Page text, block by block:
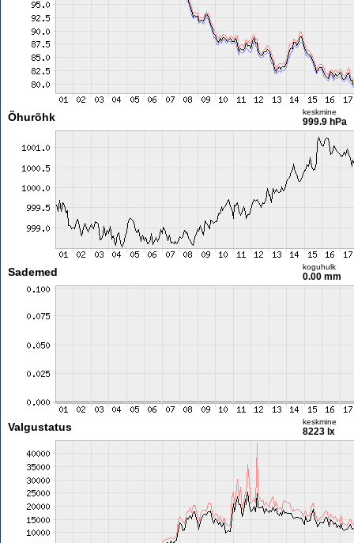
Õhurõhk keskmine
999.9 hPa
Sademed koguhulk
0.00 mm
Valgustatus keskmine
8223 lx